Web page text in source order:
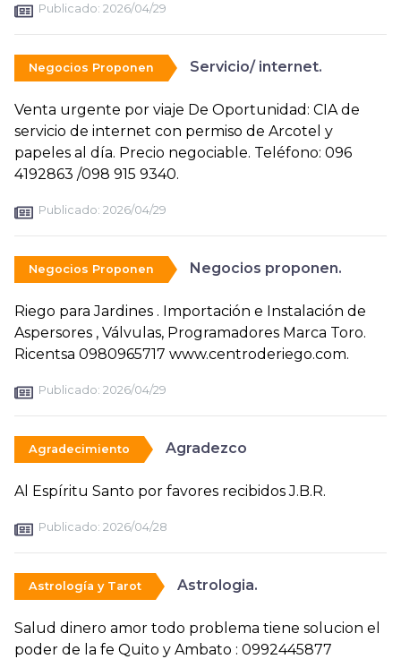
Publicado: 2026/04/29
Negocios Proponen Servicio/ internet.
Venta urgente por viaje De Oportunidad: CIA de
servicio de internet con permiso de Arcotel y
papeles al día. Precio negociable. Teléfono: 096
4192863 /098 915 9340.
Publicado: 2026/04/29
Negocios Proponen Negocios proponen.
Riego para Jardines . Importación e Instalación de
Aspersores , Válvulas, Programadores Marca Toro.
Ricentsa 0980965717 www.centroderiego.com.
Publicado: 2026/04/29
Agradecimiento Agradezco
Al Espíritu Santo por favores recibidos J.B.R.
Publicado: 2026/04/28
Astrología y Tarot Astrologia.
Salud dinero amor todo problema tiene solucion el
poder de la fe Quito y Ambato : 0992445877